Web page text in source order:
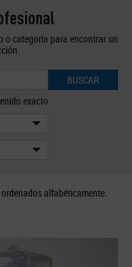
o categoría para encontrar un
BUSCAR
exacto
alfabéticamente.